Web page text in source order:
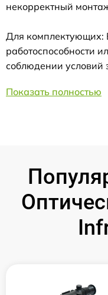
некорректный
Для комплектующих:
работоспособности
соблюдении условий
Показать полностью